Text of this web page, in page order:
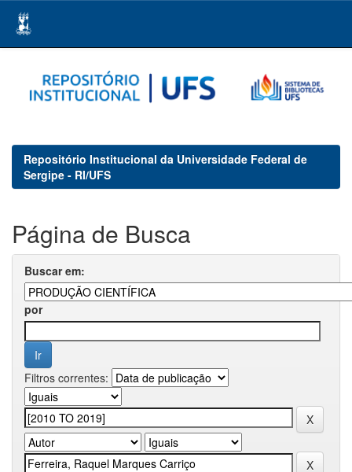
navigation
Repositório Institucional da Universidade Federal de
Sergipe - RI/UFS
Página de Busca
Buscar em:
por
Filtros correntes: